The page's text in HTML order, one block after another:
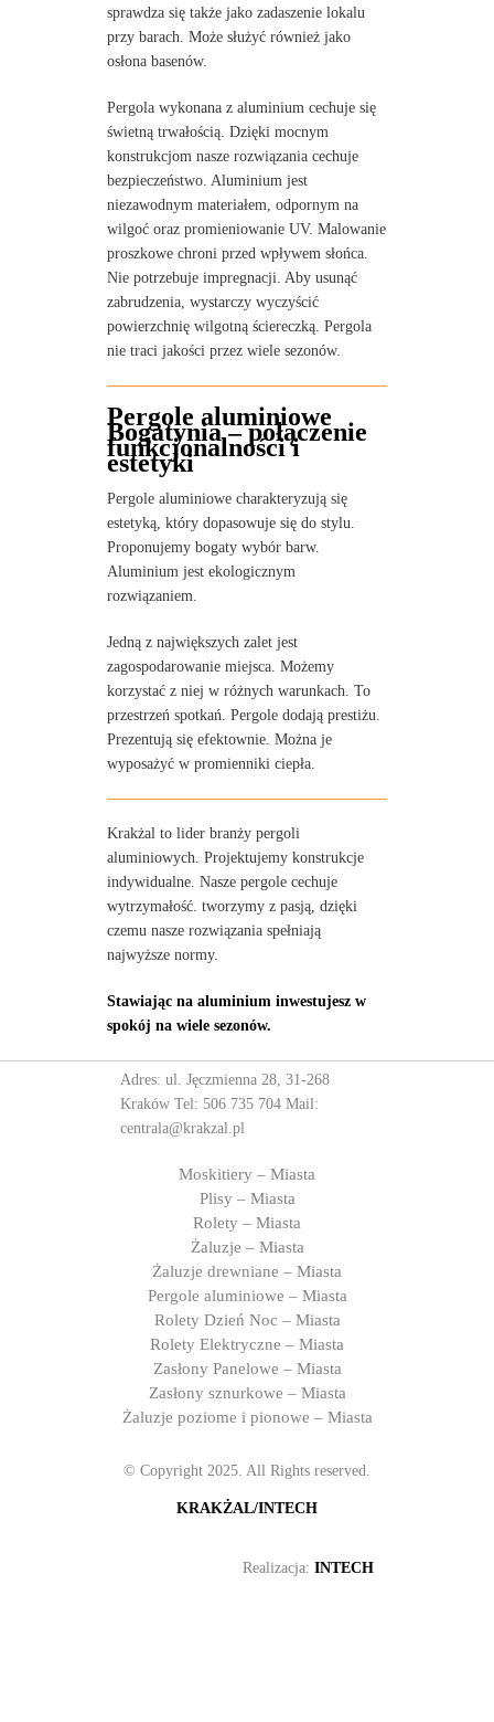
sprawdza się także jako zadaszenie lokalu
przy barach. Może służyć również jako
osłona basenów.
Pergola wykonana z aluminium cechuje się
świetną trwałością. Dzięki mocnym
konstrukcjom nasze rozwiązania cechuje
bezpieczeństwo. Aluminium jest
niezawodnym materiałem, odpornym na
wilgoć oraz promieniowanie UV. Malowanie
proszkowe chroni przed wpływem słońca.
Nie potrzebuje impregnacji. Aby usunąć
zabrudzenia, wystarczy wyczyścić
powierzchnię wilgotną ściereczką. Pergola
nie traci jakości przez wiele sezonów.
Pergole aluminiowe
Bogatynia – połączenie
funkcjonalności i
estetyki
Pergole aluminiowe charakteryzują się
estetyką, który dopasowuje się do stylu.
Proponujemy bogaty wybór barw.
Aluminium jest ekologicznym
rozwiązaniem.
Jedną z największych zalet jest
zagospodarowanie miejsca. Możemy
korzystać z niej w różnych warunkach. To
przestrzeń spotkań. Pergole dodają prestiżu.
Prezentują się efektownie. Można je
wyposażyć w promienniki ciepła.
Krakżal to lider branży pergoli
aluminiowych. Projektujemy konstrukcje
indywidualne. Nasze pergole cechuje
wytrzymałość. tworzymy z pasją, dzięki
czemu nasze rozwiązania spełniają
najwyższe normy.
Stawiając na aluminium inwestujesz w
spokój na wiele sezonów.
Adres: ul. Jęczmienna 28, 31-268
Kraków Tel: 506 735 704 Mail:
centrala@krakzal.pl
Moskitiery – Miasta
Plisy – Miasta
Rolety – Miasta
Żaluzje – Miasta
Żaluzje drewniane – Miasta
Pergole aluminiowe – Miasta
Rolety Dzień Noc – Miasta
Rolety Elektryczne – Miasta
Zasłony Panelowe – Miasta
Zasłony sznurkowe – Miasta
Żaluzje poziome i pionowe – Miasta
© Copyright 2025. All Rights reserved.
KRAKŻAL/INTECH
Realizacja: INTECH